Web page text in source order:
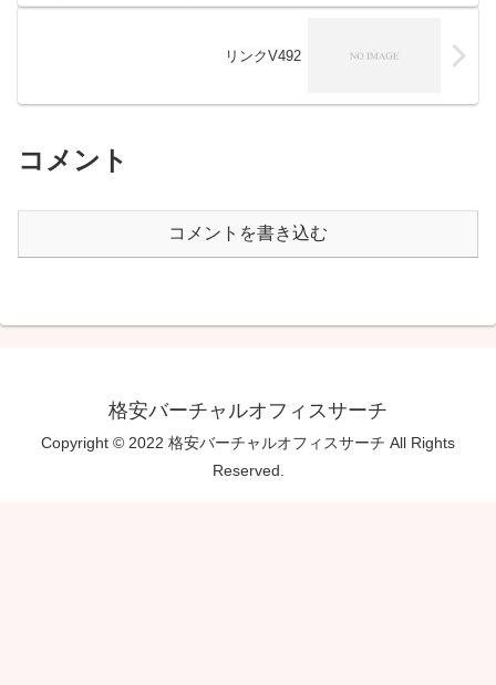
リンクV492
コメント
コメントを書き込む
格安バーチャルオフィスサーチ
Copyright © 2022 格安バーチャルオフィスサーチ All Rights
Reserved.